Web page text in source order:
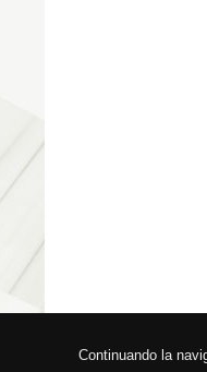
Continuando la